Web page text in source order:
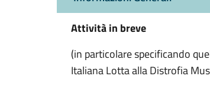
Attività in breve
(in particolare specificando
Italiana Lotta alla Distrofia